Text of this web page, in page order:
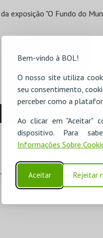
Bem-vindo à BOL!
O nosso site utiliza
seu consentimento,
perceber como a
Ao clicar em "Aceitar"
dispositivo. Para
Informações Sobre
Aceitar Rejeitar
exposição "O Fundo do